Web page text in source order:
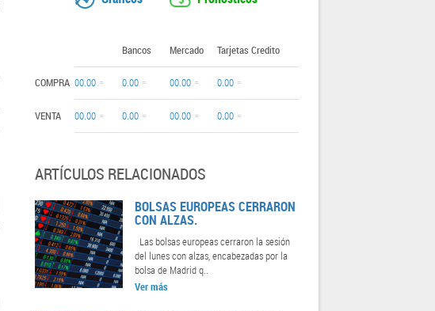
Bancos Mercado Tarjetas Credito
COMPRA 00.00 0.00 00.00 0.00
VENTA 00.00 0.00 00.00 0.00
ARTÍCULOS RELACIONADOS
BOLSAS EUROPEAS CERRARON
CON ALZAS.
Las bolsas europeas cerraron la sesión
del lunes con alzas, encabezadas por la
bolsa de Madrid q..
Ver más